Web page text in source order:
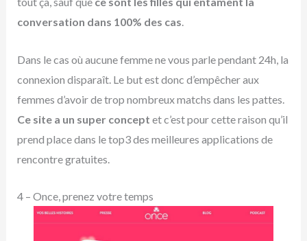
conversation dans 100% des cas.
Dans le cas où aucune femme ne vous parle pendant 24h, la
connexion disparaît. Le but est donc d’empêcher aux
femmes d’avoir de trop nombreux matchs dans les pattes.
Ce site a un super concept et c’est pour cette raison qu’il
prend place dans le top3 des meilleures applications de
rencontre gratuites.
4 – Once, prenez votre temps